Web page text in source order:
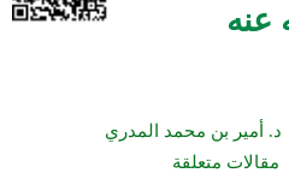
عنه
د. أمير بن محمد المدري
مقالات متعلقة